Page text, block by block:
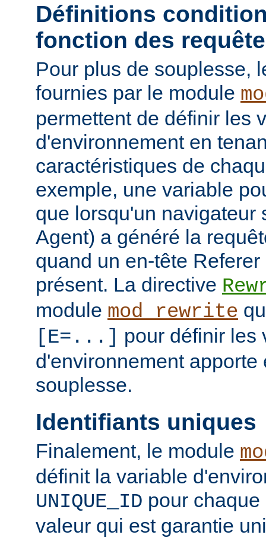
Définitions
fonction des
Pour plus de souplesse,
fournies par le module
permettent de définir les
d'environnement en
caractéristiques de
exemple, une variable
que lorsqu'un navigateur
Agent) a généré la
quand un en-tête
présent. La directive
module mod_rewrite
[E=...] pour définir les
d'environnement apporte
souplesse.
Identifiants uniques
Finalement, le module
définit la variable
UNIQUE_ID pour
valeur qui est garantie